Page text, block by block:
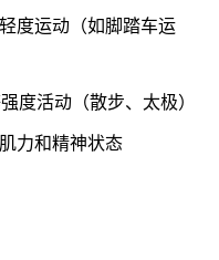
度运动（如脚踏车运
度活动（散步、太极）
力和精神状态